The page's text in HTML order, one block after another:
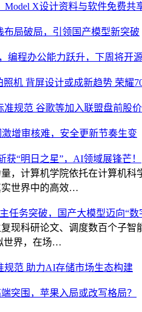
Model X设计资料与软件免费共
布局破局，引领国产模型新突破
编程办公能力跃升，下周将开
机 背屏设计或成新趋势 荣耀
规范 谷歌等加入联盟盘前股
增审核难，安全更新节奏生变
“明日之星”，AI领域展锋芒！
，计算机学院依托在计算机
实世界中的高效…
任务突破，国产大模型迈向“
现科研论文、调度数百个子
世界，在场…
规范 助力AI存储市场生态构建
突围，苹果入局或改写格局？